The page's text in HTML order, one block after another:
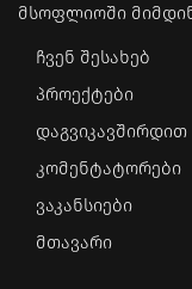
მსოფლიოში
ჩვენ შესახებ
პროექტები
დაგვიკავშირდით
კომენტატორები
ვაკანსიები
მთავარი